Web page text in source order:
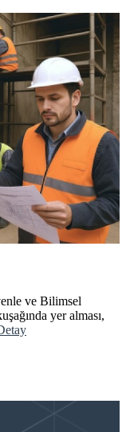
ve Bilimsel
yer alması,